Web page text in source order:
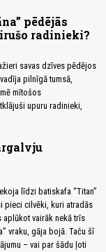
pēdējās
radinieki?
savas dzīves pēdējos
pilnīgā tumsā,
mītošos
upuru radinieki,
līdzi batiskafa “Titan”
pieci cilvēki, kuri atradās
aplūkot vairāk nekā trīs
vraku, gāja bojā. Taču šī
– vai par šādu ļoti